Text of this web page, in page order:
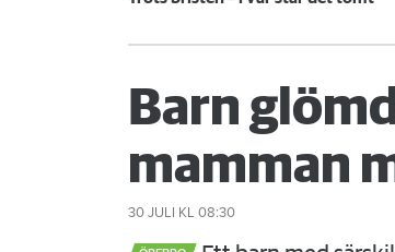
Barn
mamman
30 JULI KL 08:30